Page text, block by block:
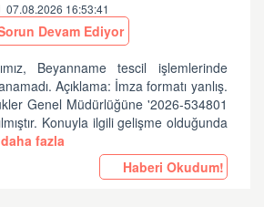
07.08.2026 16:53:41
Devam Ediyor
Beyanname tescil işlemlerinde
Açıklama: İmza formatı yanlış.
Genel Müdürlüğüne '2026-534801
Konuyla ilgili gelişme olduğunda
daha fazla
Haberi Okudum!